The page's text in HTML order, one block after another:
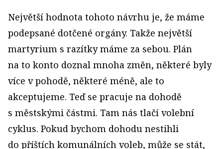
Největší hodnota tohoto návrhu je, že máme
podepsané dotčené orgány. Takže největší
martyrium s razítky máme za sebou. Plán
na to konto doznal mnoha změn, některé byly
více v pohodě, některé méně, ale to
akceptujeme. Teď se pracuje na dohodě
s městskými částmi. Tam nás tlačí volební
cyklus. Pokud bychom dohodu nestihli
do příštích komunálních voleb, může se stát,